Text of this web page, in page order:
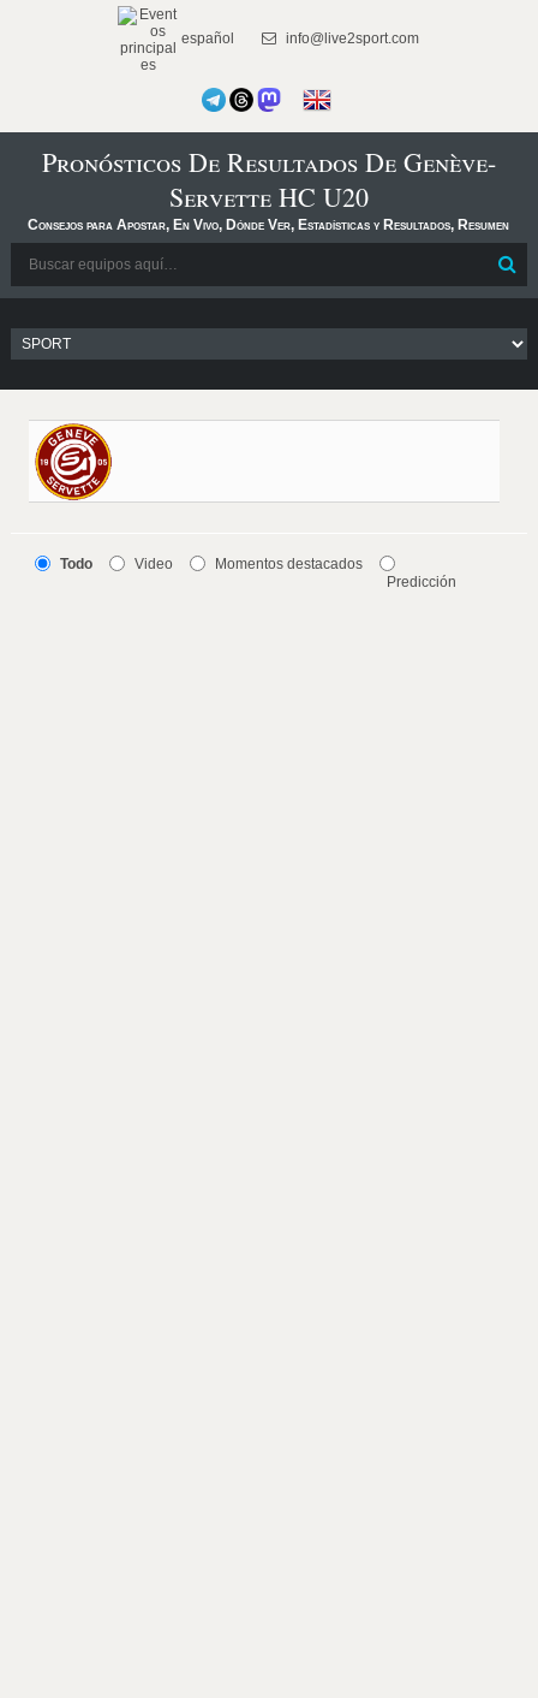
español info@live2sport.com
Pronósticos De Resultados De Genève-
Servette HC U20
Consejos para Apostar, En Vivo, Dónde Ver, Estadísticas y Resultados, Resumen
Todo Video
Momentos destacados
Predicción